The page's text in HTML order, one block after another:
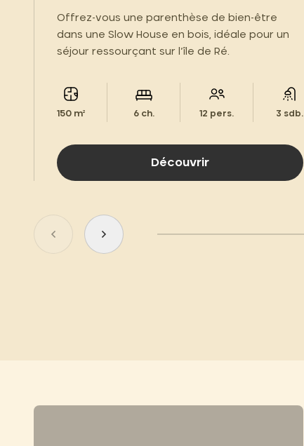
Offrez-vous une parenthèse de bien-être
dans une Slow House en bois, idéale pour un
séjour ressourçant sur l’île de Ré.
150 m² 6 ch. 12 pers. 3 sdb.
Découvrir
Aller au slide précédent
Aller au slide suivant